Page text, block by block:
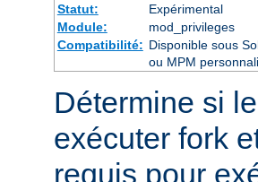
Statut:
Expérimental
Module:
mod_privileges
Compatibilité: Disponible sous
ou MPM
Détermine si
exécuter fork
requis pour